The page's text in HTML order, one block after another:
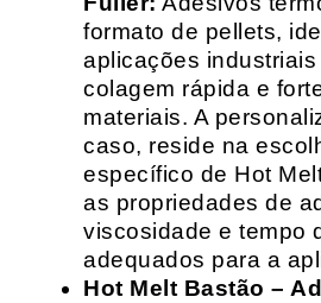
formato de pellets,
aplicações
colagem rápida e
materiais. A
caso, reside na
específico de Hot
as propriedades de
viscosidade e tempo
adequados para a
Hot Melt Bastão –